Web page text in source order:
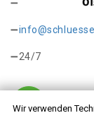
Wir verwenden
24/7